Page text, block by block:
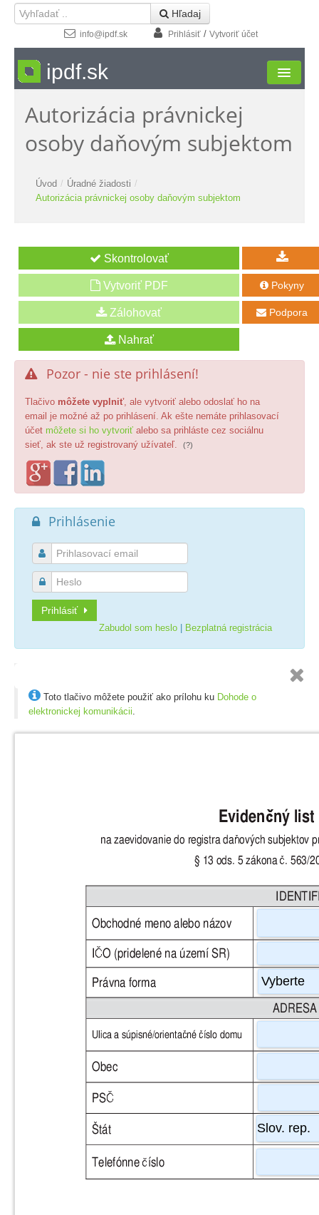
 Hľadaj
info@ipdf.sk Prihlásiť/ Vytvoriť účet
ipdf.sk
Formuláre
Moja zóna
Návody
Autorizácia právnickej
osoby daňovým subjektom
Úvod / Úradné žiadosti /
Autorizácia právnickej osoby daňovým subjektom
Vytvoriť PDF  Pokyny
 Podpora
 Pozor - nie ste prihlásení!
Tlačivo môžete vyplniť, ale vytvoriť alebo odoslať ho na
email je možné až po prihlásení. Ak ešte nemáte prihlasovací
účet môžete si ho vytvoriť alebo sa prihláste cez sociálnu
sieť, ak ste už registrovaný užívateľ.
(?)
 Prihlásenie


Prihlásiť
Zabudol som heslo Bezplatná registrácia

 Toto tlačivo môžete použiť ako prílohu ku Dohode o
elektronickej komunikácii.